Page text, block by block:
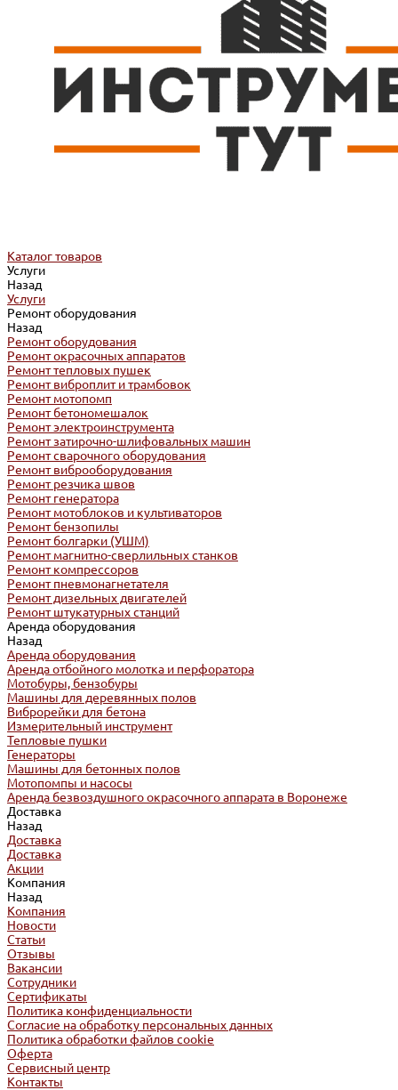
Каталог товаров
Услуги
Назад
Услуги
Ремонт оборудования
Назад
Ремонт оборудования
Ремонт окрасочных аппаратов
Ремонт тепловых пушек
Ремонт виброплит и трамбовок
Ремонт мотопомп
Ремонт бетономешалок
Ремонт электроинструмента
Ремонт затирочно-шлифовальных машин
Ремонт сварочного оборудования
Ремонт виброоборудования
Ремонт резчика швов
Ремонт генератора
Ремонт мотоблоков и культиваторов
Ремонт бензопилы
Ремонт болгарки (УШМ)
Ремонт магнитно-сверлильных станков
Ремонт компрессоров
Ремонт пневмонагнетателя
Ремонт дизельных двигателей
Ремонт штукатурных станций
Аренда оборудования
Назад
Аренда оборудования
Аренда отбойного молотка и перфоратора
Мотобуры, бензобуры
Машины для деревянных полов
Виброрейки для бетона
Измерительный инструмент
Тепловые пушки
Генераторы
Машины для бетонных полов
Мотопомпы и насосы
Аренда безвоздушного окрасочного аппарата в Воронеже
Доставка
Назад
Доставка
Доставка
Акции
Компания
Назад
Компания
Новости
Статьи
Отзывы
Вакансии
Сотрудники
Сертификаты
Политика конфиденциальности
Согласие на обработку персональных данных
Политика обработки файлов cookie
Оферта
Сервисный центр
Контакты